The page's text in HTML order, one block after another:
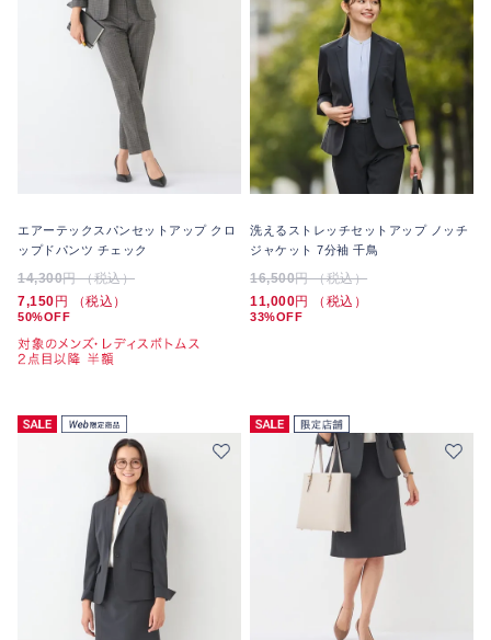
エアーテックスパンセットアップ クロ
ップドパンツ チェック
14,300円 （税込）
7,150 円 （税込）
50%OFF
洗えるストレッチセットアップ ノッチ
ジャケット 7分袖 千鳥
16,500円 （税込）
11,000円 （税込）
33%OFF